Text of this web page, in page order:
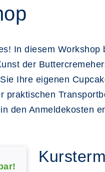
In diesem
der
Ihre eigenen
praktischen
den Anmeldekosten